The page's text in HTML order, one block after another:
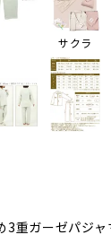
サクラ
重ガーゼパジ